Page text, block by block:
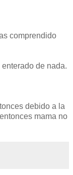
comprendido
de nada.
debido a la
mama no